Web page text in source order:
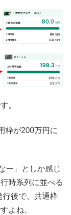
。
枠が200万円に
ー」としか感じ
時系列に並べる
行後で、共通枠
よね。